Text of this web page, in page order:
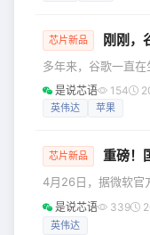
命为苹果历史上首
略的进一步整合，
芯片技术的高度重视
能时代构建核心竞
芯片新品 刚刚，谷
多年来，谷歌一直
智能模型又能处理推
在，谷歌正将这些
将对其第八代张量
些时候上市。 谷歌
能和基础设施首席技
在一篇博客文章中表
是说芯语 154
英伟达 苹果
芯片新品 重磅！国产GPU里
4月26日，据微软官
示，砺算科技自研高
7G100系列正式完成
是说芯语 339
英伟达